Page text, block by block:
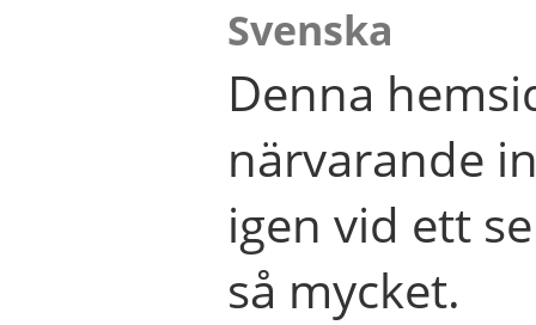
Svenska
Denna
närvarande
igen vid ett
så mycket.